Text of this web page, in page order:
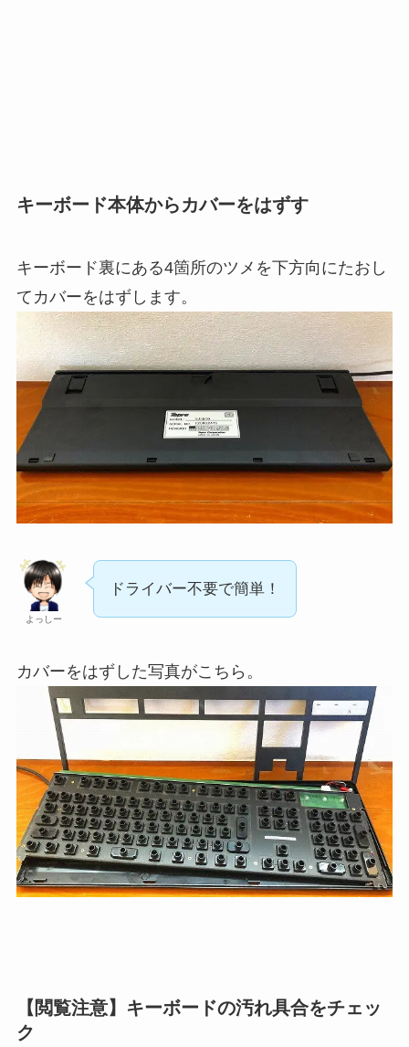
キーボード本体からカバーをはずす
キーボード裏にある4箇所のツメを下方向にたおし
てカバーをはずします。
よっしー
ドライバー不要で簡単！
カバーをはずした写真がこちら。
【閲覧注意】キーボードの汚れ具合をチェッ
ク